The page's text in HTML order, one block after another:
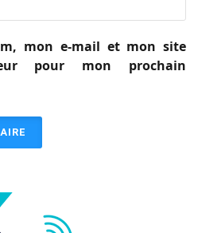
mon e-mail et mon site
pour mon prochain